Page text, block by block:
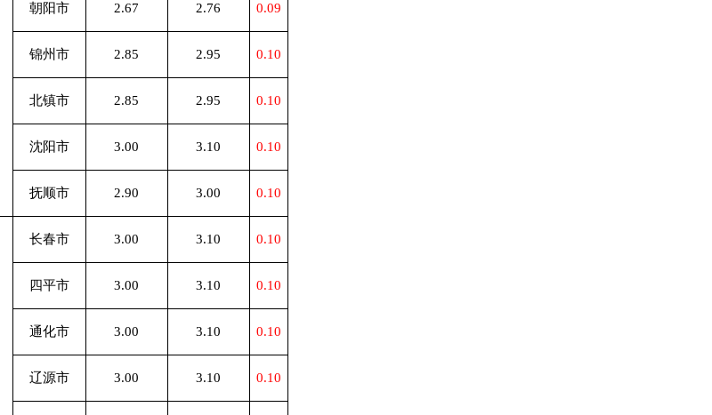
朝阳市 2.67 2.76 0.09
锦州市 2.85 2.95 0.10
北镇市 2.85 2.95 0.10
沈阳市 3.00 3.10 0.10
抚顺市 2.90 3.00 0.10
长春市 3.00 3.10 0.10
四平市 3.00 3.10 0.10
通化市 3.00 3.10 0.10
辽源市 3.00 3.10 0.10